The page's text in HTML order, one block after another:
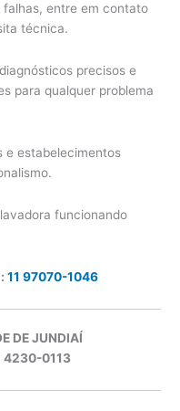
falhas, entre em contato
técnica.
precisos e
para qualquer problema
e estabelecimentos
funcionando
11 97070-1046
DE JUNDIAÍ
4230-0113